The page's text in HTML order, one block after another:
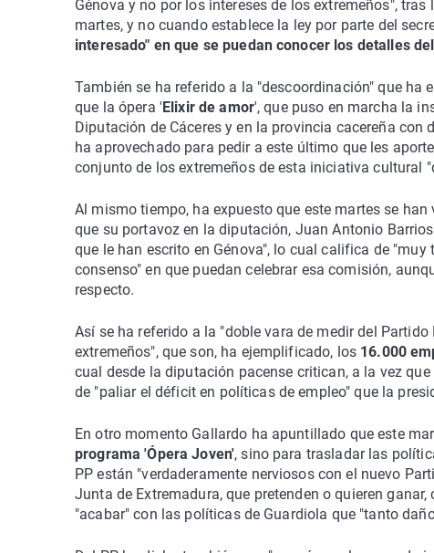
Génova y no por los intereses de los extremeños",
martes, y no cuando establece la ley por parte del
interesado" en que se puedan conocer los detalles
También se ha referido a la "descoordinación" que
que la ópera ' Elixir de amor', que puso en marcha la
Diputación de Cáceres y en la provincia cacereña
ha aprovechado para pedir a este último que les
conjunto de los extremeños de esta iniciativa cultural
Al mismo tiempo, ha expuesto que este martes se
que su portavoz en la diputación, Juan Antonio
que le han escrito en Génova", lo cual califica de
consenso" en que puedan celebrar esa comisión,
respecto.
Así se ha referido a la "doble vara de medir del
extremeños", que son, ha ejemplificado, los 16.000
cual desde la diputación pacense critican, a la vez
de "paliar el déficit en políticas de empleo" que la
En otro momento Gallardo ha apuntillado que este
programa 'Ópera Joven', sino para trasladar las
PP están "verdaderamente nerviosos con el nuevo
Junta de Extremadura, que pretenden o quieren
"acabar" con las políticas de Guardiola que "tanto